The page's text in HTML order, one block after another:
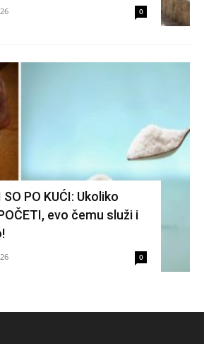
0
SO PO KUĆI: Ukoliko
evo čemu služi i
0